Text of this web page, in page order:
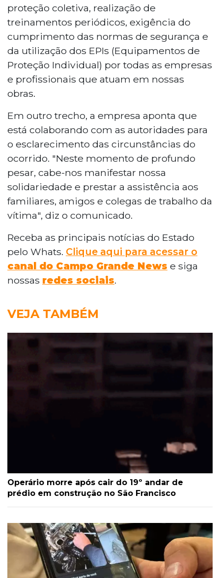
proteção coletiva, realização de
treinamentos periódicos, exigência do
cumprimento das normas de segurança e
da utilização dos EPIs (Equipamentos de
Proteção Individual) por todas as empresas
e profissionais que atuam em nossas
obras.
Em outro trecho, a empresa aponta que
está colaborando com as autoridades para
o esclarecimento das circunstâncias do
ocorrido. "Neste momento de profundo
pesar, cabe-nos manifestar nossa
solidariedade e prestar a assistência aos
familiares, amigos e colegas de trabalho da
vítima", diz o comunicado.
Receba as principais notícias do Estado
pelo Whats. Clique aqui para acessar o
canal do Campo Grande News e siga
nossas redes sociais.
VEJA TAMBÉM
Operário morre após cair do 19º andar de
prédio em construção no São Francisco